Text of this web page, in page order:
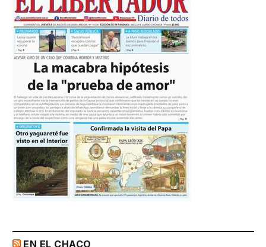
EN EL CHACO